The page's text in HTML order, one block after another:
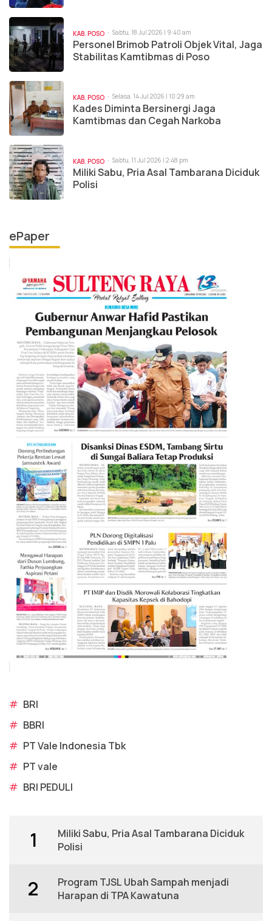
KAB. POSO Sabtu, 18 Jul 2026 | 9:40 am
Personel Brimob Patroli Objek Vital, Jaga
Stabilitas Kamtibmas di Poso
KAB. POSO Selasa, 14 Jul 2026 | 10:29 am
Kades Diminta Bersinergi Jaga
Kamtibmas dan Cegah Narkoba
KAB. POSO Sabtu, 11 Jul 2026 | 2:48 pm
Miliki Sabu, Pria Asal Tambarana Diciduk
Polisi
ePaper
# BRI
# BBRI
# PT Vale Indonesia Tbk
# PT vale
# BRI PEDULI
1
Miliki Sabu, Pria Asal Tambarana Diciduk
Polisi
2
Program TJSL Ubah Sampah menjadi
Harapan di TPA Kawatuna